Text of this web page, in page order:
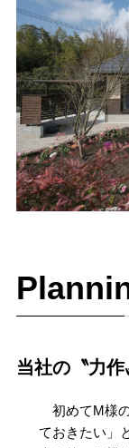
当社の〝力作
初めてM様
ておきたい」